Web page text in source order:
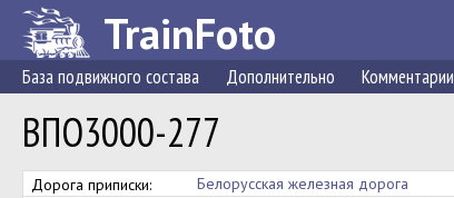
TrainFoto
База подвижного состава Дополнительно Комментарии
ВПО3000-277
Дорога приписки:
Белорусская железная дорога